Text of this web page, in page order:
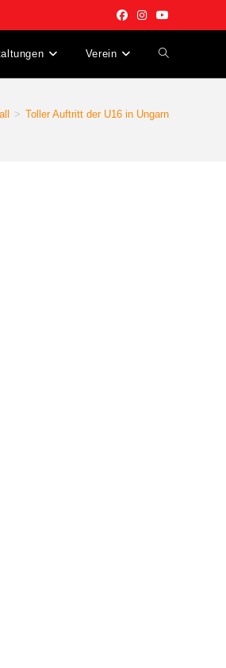
Verein Website-
> Toller Auftritt der U16 in Ungarn